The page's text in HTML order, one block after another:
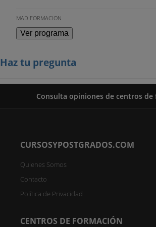
MAD FORMACION
Ver programa
Haz tu pregunta
Consulta opiniones de centros de
CURSOSYPOSTGRADOS.COM
Quienes Somos
Contacto
Política de Privacidad
CENTROS DE FORMACIÓN